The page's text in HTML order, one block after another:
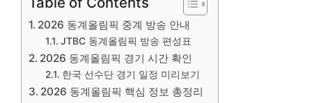
2026 동계올림픽 중계 방송 안내
JTBC 동계올림픽 방송 편성표
2026 동계올림픽 경기 시간 확인
한국 선수단 경기 일정 미리보기
2026 동계올림픽 핵심 정보 총정리